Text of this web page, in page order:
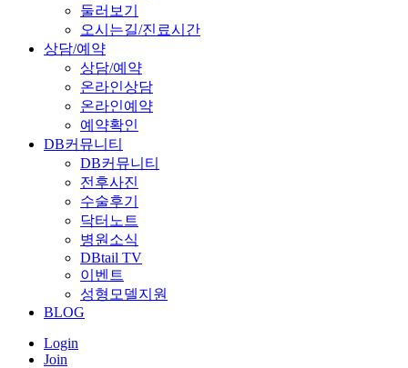
둘러보기
오시는길/진료시간
상담/예약
상담/예약
온라인상담
온라인예약
예약확인
DB커뮤니티
DB커뮤니티
전후사진
수술후기
닥터노트
병원소식
DBtail TV
이벤트
성형모델지원
BLOG
Login
Join